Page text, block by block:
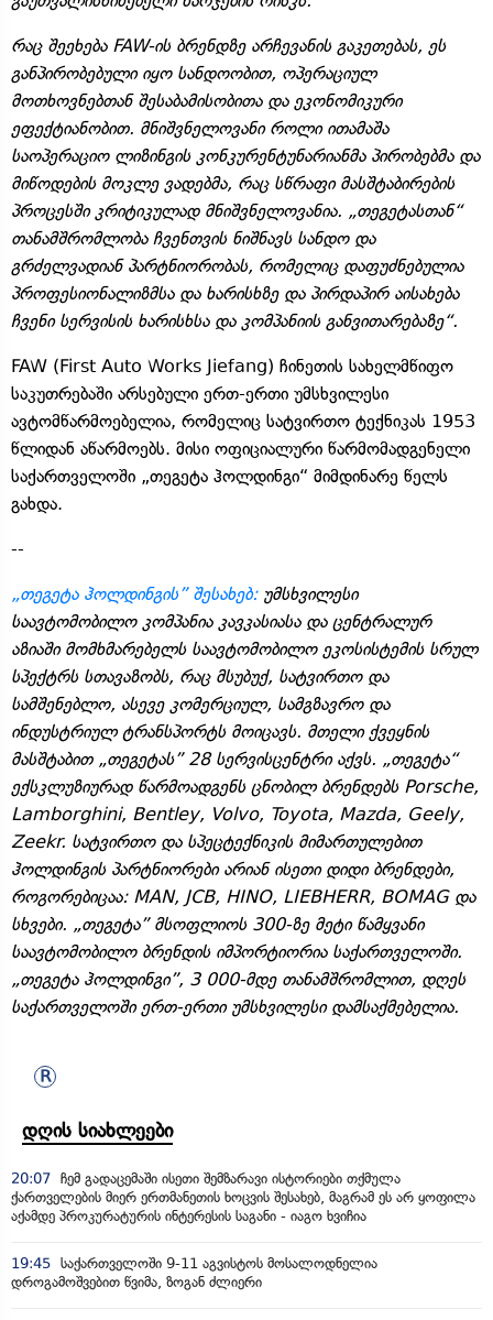
რაც შეეხება FAW-ის ბრენდზე არჩევანის გაკეთებას, ეს
განპირობებული იყო სანდოობით, ოპერაციულ
მოთხოვნებთან შესაბამისობითა და ეკონომიკური
ეფექტიანობით. მნიშვნელოვანი როლი ითამაშა
საოპერაციო ლიზინგის კონკურენტუნარიანმა პირობებმა და
მიწოდების მოკლე ვადებმა, რაც სწრაფი მასშტაბირების
პროცესში კრიტიკულად მნიშვნელოვანია. „თეგეტასთან“
თანამშრომლობა ჩვენთვის ნიშნავს სანდო და
გრძელვადიან პარტნიორობას, რომელიც დაფუძნებულია
პროფესიონალიზმსა და ხარისხზე და პირდაპირ აისახება
ჩვენი სერვისის ხარისხსა და კომპანიის განვითარებაზე“.
FAW (First Auto Works Jiefang) ჩინეთის სახელმწიფო
საკუთრებაში არსებული ერთ-ერთი უმსხვილესი
ავტომწარმოებელია, რომელიც სატვირთო ტექნიკას 1953
წლიდან აწარმოებს. მისი ოფიციალური წარმომადგენელი
საქართველოში „თეგეტა ჰოლდინგი“ მიმდინარე წელს
გახდა.
--
„თეგეტა ჰოლდინგის” შესახებ:უმსხვილესი
საავტომობილო კომპანია კავკასიასა და ცენტრალურ
აზიაში მომხმარებელს საავტომობილო ეკოსისტემის სრულ
სპექტრს სთავაზობს, რაც მსუბუქ, სატვირთო და
სამშენებლო, ასევე კომერციულ, სამგზავრო და
ინდუსტრიულ ტრანსპორტს მოიცავს. მთელი ქვეყნის
მასშტაბით „თეგეტას” 28 სერვისცენტრი აქვს. „თეგეტა“
ექსკლუზიურად წარმოადგენს ცნობილ ბრენდებს Porsche,
Lamborghini, Bentley, Volvo, Toyota, Mazda, Geely,
Zeekr. სატვირთო და სპეცტექნიკის მიმართულებით
ჰოლდინგის პარტნიორები არიან ისეთი დიდი ბრენდები,
როგორებიცაა: MAN, JCB, HINO, LIEBHERR, BOMAG და
სხვები. „თეგეტა” მსოფლიოს 300-ზე მეტი წამყვანი
საავტომობილო ბრენდის იმპორტიორია საქართველოში.
„თეგეტა ჰოლდინგი”, 3 000-მდე თანამშრომლით, დღეს
საქართველოში ერთ-ერთი უმსხვილესი დამსაქმებელია.
დღის სიახლეები
20:07 ჩემ გადაცემაში ისეთი შემზარავი ისტორიები თქმულა
ქართველების მიერ ერთმანეთის ხოცვის შესახებ, მაგრამ ეს არ ყოფილა
აქამდე პროკურატურის ინტერესის საგანი - იაგო ხვიჩია
19:45 საქართველოში 9-11 აგვისტოს მოსალოდნელია
დროგამოშვებით წვიმა, ზოგან ძლიერი